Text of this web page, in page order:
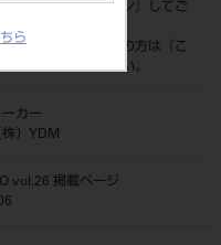
ら
格の確認は『ログイン
』してご
ット会員登録がまだの方は『
こ
ら』より登録ください。
ーカー
株）YDM
vol.26 掲載ページ